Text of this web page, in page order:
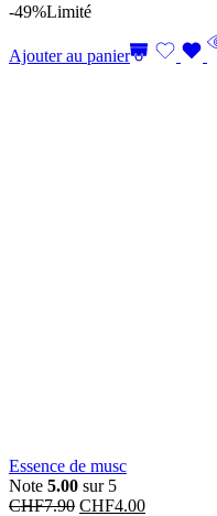
-49%Limité
Ajouter au panier
Essence de musc
Note 5.00 sur 5
CHF7.90 CHF4.00